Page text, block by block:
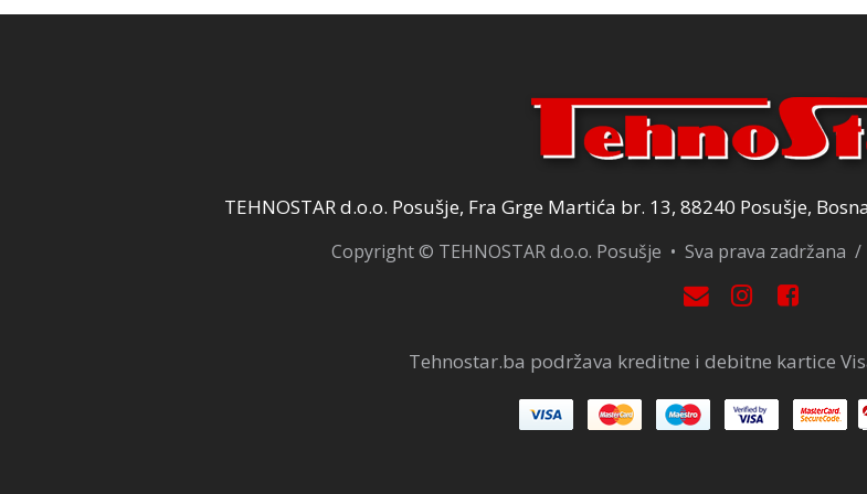
TEHNOSTAR d.o.o. Posušje, Fra Grge Martića br. 13, 88240 Posušje,
Copyright © TEHNOSTAR d.o.o. Posušje • Sva prava zadržana
Tehnostar.ba podržava kreditne i debitne kartice